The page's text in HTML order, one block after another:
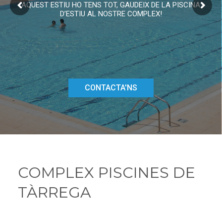
CONTACTA'NS
AQUEST ESTIU HO TENS TOT, GAUDEIX DE LA PISCINA
D’ESTIU AL NOSTRE COMPLEX!
COMPLEX PISCINES DE
TÀRREGA